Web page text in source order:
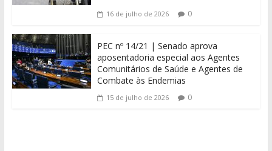
16 de julho de 2026 0
PEC nº 14/21 | Senado aprova
aposentadoria especial aos Agentes
Comunitários de Saúde e Agentes de
Combate às Endemias
15 de julho de 2026 0